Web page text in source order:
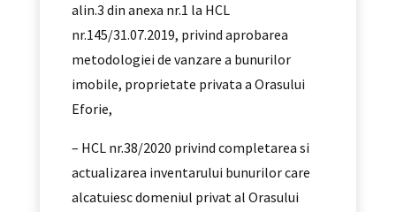
alin.3 din anexa nr.1 la HCL
nr.145/31.07.2019, privind aprobarea
metodologiei de vanzare a bunurilor
imobile, proprietate privata a Orasului
Eforie,
– HCL nr.38/2020 privind completarea si
actualizarea inventarului bunurilor care
alcatuiesc domeniul privat al Orasului